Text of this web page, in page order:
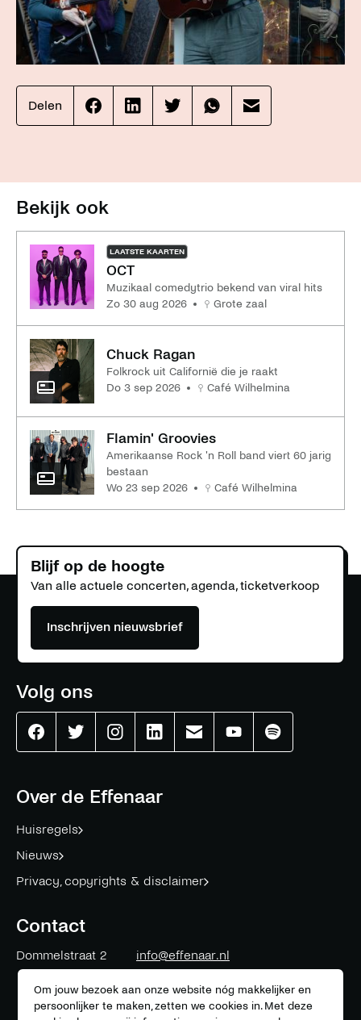
Delen
Effenaar
op
Effenaar
op
Effenaar
op
Effenaar
op
Effenaar
op
Bekijk ook
LAATSTE KAARTEN
OCT
Muzikaal comedytrio bekend van viral hits
zo 30 aug 2026
Grote zaal
Chuck Ragan
Folkrock uit Californië die je raakt
do 3 sep 2026
Café Wilhelmina
Flamin' Groovies
Amerikaanse Rock 'n Roll band viert 60 jarig
bestaan
wo 23 sep 2026
Café Wilhelmina
Over de Effenaar
Huisregels
Nieuws
Privacy, copyrights & disclaimer
Contact
Dommelstraat 2
5611 CK
info@effenaar.nl
Blijf op de hoogte
Van alle actuele concerten, agenda, ticketverkoop
Inschrijven nieuwsbrief
Volg ons
EffenaarEffenaarEffenaarEffenaarEffenaarEffenaarEffenaar
Om jouw bezoek aan onze website nóg makkelijker en
persoonlijker te maken, zetten we cookies in. Met deze